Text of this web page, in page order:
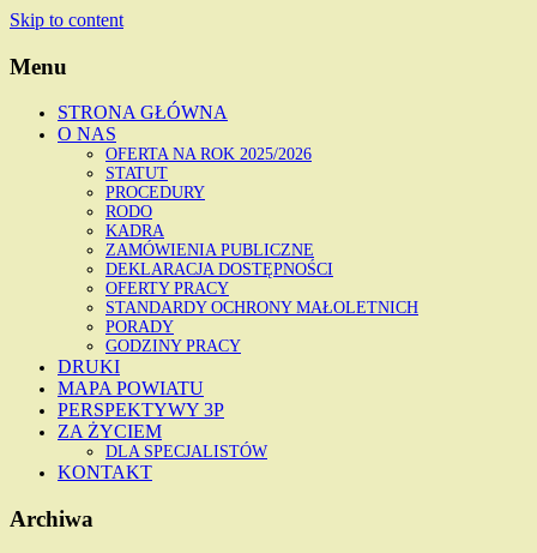
Skip to content
Menu
STRONA GŁÓWNA
O NAS
OFERTA NA ROK 2025/2026
STATUT
PROCEDURY
RODO
KADRA
ZAMÓWIENIA PUBLICZNE
DEKLARACJA DOSTĘPNOŚCI
OFERTY PRACY
STANDARDY OCHRONY MAŁOLETNICH
PORADY
GODZINY PRACY
DRUKI
MAPA POWIATU
PERSPEKTYWY 3P
ZA ŻYCIEM
DLA SPECJALISTÓW
KONTAKT
Archiwa